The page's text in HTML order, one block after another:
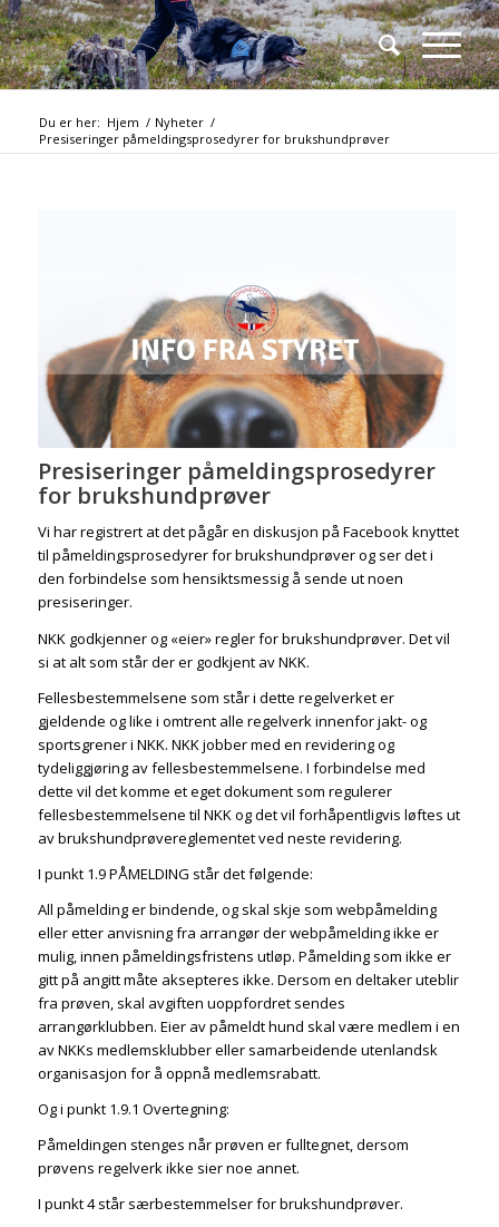
Du er her: Hjem / Nyheter /
Presiseringer påmeldingsprosedyrer for brukshundprøver
Presiseringer påmeldingsprosedyrer
for brukshundprøver
Vi har registrert at det pågår en diskusjon på Facebook knyttet
til påmeldingsprosedyrer for brukshundprøver og ser det i
den forbindelse som hensiktsmessig å sende ut noen
presiseringer.
NKK godkjenner og «eier» regler for brukshundprøver. Det vil
si at alt som står der er godkjent av NKK.
Fellesbestemmelsene som står i dette regelverket er
gjeldende og like i omtrent alle regelverk innenfor jakt- og
sportsgrener i NKK. NKK jobber med en revidering og
tydeliggjøring av fellesbestemmelsene. I forbindelse med
dette vil det komme et eget dokument som regulerer
fellesbestemmelsene til NKK og det vil forhåpentligvis løftes ut
av brukshundprøvereglementet ved neste revidering.
I punkt 1.9 PÅMELDING står det følgende:
All påmelding er bindende, og skal skje som webpåmelding
eller etter anvisning fra arrangør der webpåmelding ikke er
mulig, innen påmeldingsfristens utløp. Påmelding som ikke er
gitt på angitt måte aksepteres ikke. Dersom en deltaker uteblir
fra prøven, skal avgiften uoppfordret sendes
arrangørklubben. Eier av påmeldt hund skal være medlem i en
av NKKs medlemsklubber eller samarbeidende utenlandsk
organisasjon for å oppnå medlemsrabatt.
Og i punkt 1.9.1 Overtegning:
Påmeldingen stenges når prøven er fulltegnet, dersom
prøvens regelverk ikke sier noe annet.
I punkt 4 står særbestemmelser for brukshundprøver.